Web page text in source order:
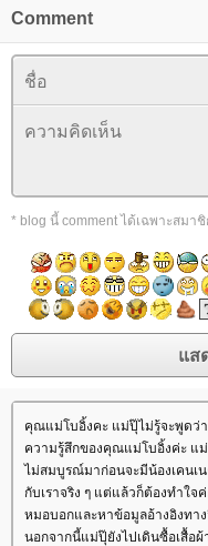
Comment
* blog นี้ comment ได้เฉพาะสมา
คุณแม่โบอิ้งคะ แม่ปุ๊ไม่รู้จะพูดว่า
ความรู้สึกของคุณแม่โบอิ้งค่ะ แ
ไม่สมบูรณ์มาก่อนจะมีน้องเคนเ
กับเราจริง ๆ แต่แล้วก็ต้องทำใ
หมอบอกและหาข้อมูลอ้างอิงทา
นอกจากนี้แม่ปุ๊ยังไปเดินซื้อเสื้อ